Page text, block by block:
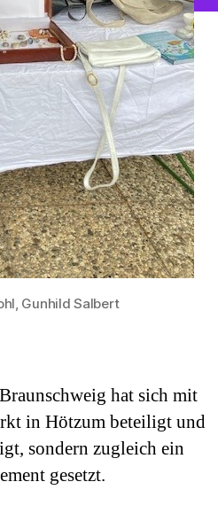
Gunhild Salbert
hat sich mit
in Hötzum beteiligt und
sondern zugleich ein
gesetzt.